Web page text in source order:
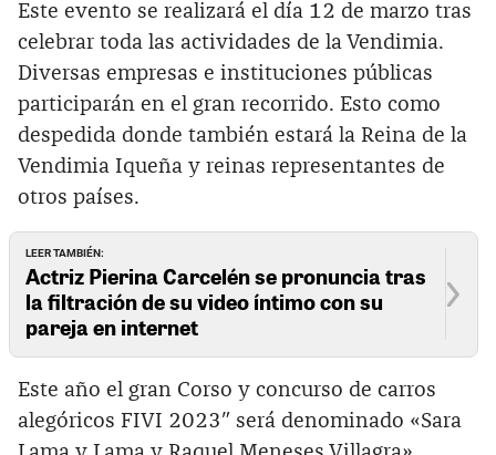
Este evento se realizará el día 12 de marzo tras
celebrar toda las actividades de la Vendimia.
Diversas empresas e instituciones públicas
participarán en el gran recorrido. Esto como
despedida donde también estará la Reina de la
Vendimia Iqueña y reinas representantes de
otros países.
LEER TAMBIÉN:
Actriz Pierina Carcelén se pronuncia tras
la filtración de su video íntimo con su
pareja en internet
Este año el gran Corso y concurso de carros
alegóricos FIVI 2023″ será denominado «Sara